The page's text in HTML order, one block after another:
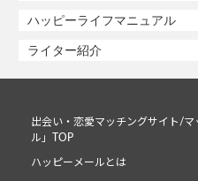
ハッピーライフマニュアル
ライター紹介
出会い・恋愛マッチングサイト/
ル」TOP
ハッピーメールとは